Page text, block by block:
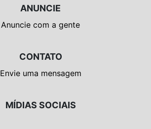
ANUNCIE
Anuncie com a gente
CONTATO
Envie uma mensagem
MÍDIAS SOCIAIS